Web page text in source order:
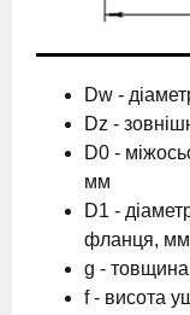
Dw -
Dz -
D0 -
мм
D1 -
фланця, мм
g -
f - висота